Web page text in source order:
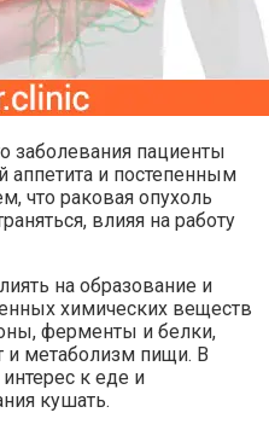
заболевания пациенты
аппетита и постепенным
что раковая опухоль
влияя на работу
на образование и
химических веществ
ферменты и белки,
и метаболизм пищи. В
к еде и
кушать.